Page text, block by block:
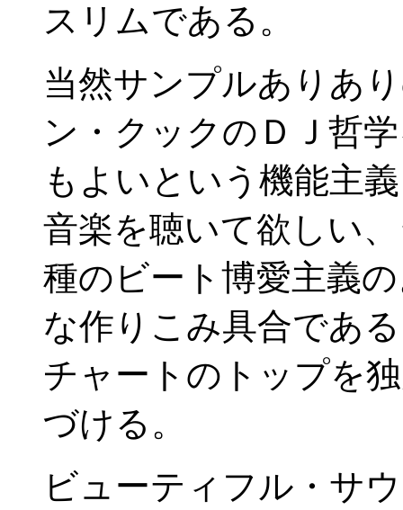
スリムである。
当然サンプルありあ
ン・クックのＤＪ哲
もよいという機能主
音楽を聴いて欲しい
種のビート博愛主義
な作りこみ具合であ
チャートのトップを
づける。
ビューティフル・サ